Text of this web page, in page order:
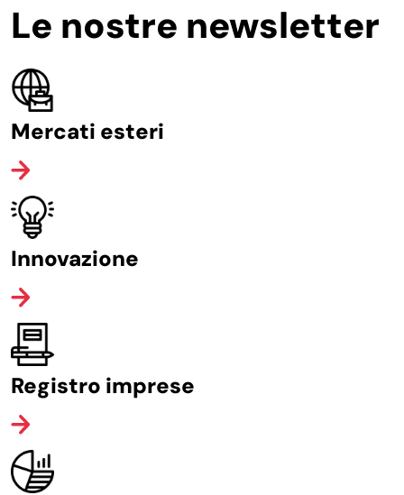
Le nostre newsletter
Mercati esteri
Innovazione
Registro imprese